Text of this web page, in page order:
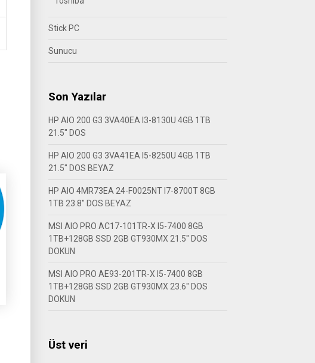
Stick PC
Sunucu
Son Yazılar
HP AIO 200 G3 3VA40EA I3-8130U 4GB 1TB
21.5″ DOS
HP AIO 200 G3 3VA41EA I5-8250U 4GB 1TB
21.5″ DOS BEYAZ
HP AIO 4MR73EA 24-F0025NT I7-8700T 8GB
1TB 23.8″ DOS BEYAZ
MSI AIO PRO AC17-101TR-X I5-7400 8GB
1TB+128GB SSD 2GB GT930MX 21.5″ DOS
DOKUN
MSI AIO PRO AE93-201TR-X I5-7400 8GB
1TB+128GB SSD 2GB GT930MX 23.6″ DOS
DOKUN
Üst veri